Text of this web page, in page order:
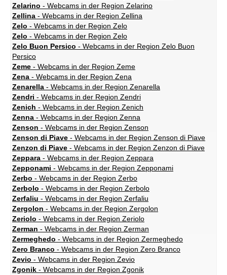
Zelarino - Webcams in der Region Zelarino
Zellina - Webcams in der Region Zellina
Zelo - Webcams in der Region Zelo
Zelo - Webcams in der Region Zelo
Zelo Buon Persico - Webcams in der Region Zelo Buon
Persico
Zeme - Webcams in der Region Zeme
Zena - Webcams in der Region Zena
Zenarella - Webcams in der Region Zenarella
Zendri - Webcams in der Region Zendri
Zenich - Webcams in der Region Zenich
Zenna - Webcams in der Region Zenna
Zenson - Webcams in der Region Zenson
Zenson di Piave - Webcams in der Region Zenson di Piave
Zenzon di Piave - Webcams in der Region Zenzon di Piave
Zeppara - Webcams in der Region Zeppara
Zepponami - Webcams in der Region Zepponami
Zerbo - Webcams in der Region Zerbo
Zerbolo - Webcams in der Region Zerbolo
Zerfaliu - Webcams in der Region Zerfaliu
Zergolon - Webcams in der Region Zergolon
Zeriolo - Webcams in der Region Zeriolo
Zerman - Webcams in der Region Zerman
Zermeghedo - Webcams in der Region Zermeghedo
Zero Branco - Webcams in der Region Zero Branco
Zevio - Webcams in der Region Zevio
Zgonik - Webcams in der Region Zgonik